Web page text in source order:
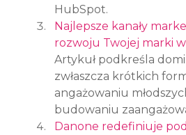
HubSpot.
Najlepsze kanały
rozwoju Twojej marki
Artykuł podkreśla
zwłaszcza krótkich
angażowaniu
budowaniu
Danone redefiniuje